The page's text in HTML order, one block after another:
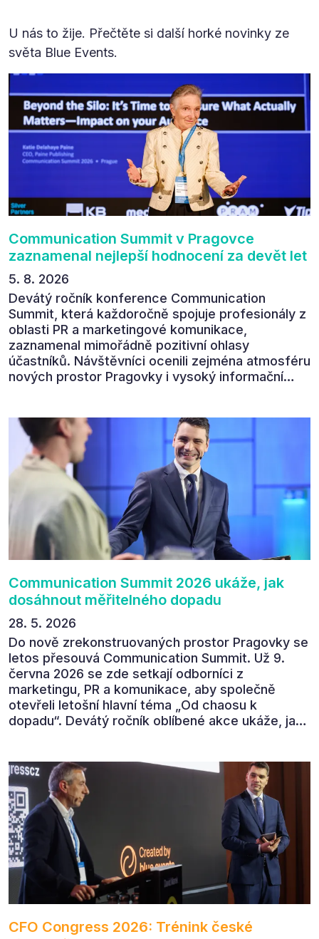
U nás to žije. Přečtěte si další horké novinky ze
světa Blue Events.
Communication Summit v Pragovce
zaznamenal nejlepší hodnocení za devět let
5. 8. 2026
Devátý ročník konference Communication
Summit, která každoročně spojuje profesionály z
oblasti PR a marketingové komunikace,
zaznamenal mimořádně pozitivní ohlasy
účastníků. Návštěvníci ocenili zejména atmosféru
nových prostor Pragovky i vysoký informační
zúčastnit i příštího ročníku. „Příjemná konference,
výborný program, hezké prostory, Daniel Stach
absolutně nejlepší moderátor!!!“ Tak shrnul
Communication Summit jeden z 330 účastníků ve
své zpětné vazbě. Ta potvrdila, co bylo slyšet i
cítit po celý 9. červen v Pragovce – že ročník s
tématem „Od chaosu k dopadu“ se skutečně
povedl.
Communication Summit 2026 ukáže, jak
dosáhnout měřitelného dopadu
28. 5. 2026
Do nově zrekonstruovaných prostor Pragovky se
letos přesouvá Communication Summit. Už 9.
června 2026 se zde setkají odborníci z
marketingu, PR a komunikace, aby společně
otevřeli letošní hlavní téma „Od chaosu k
dopadu“. Devátý ročník oblíbené akce ukáže, jak
CFO Congress 2026: Trénink české